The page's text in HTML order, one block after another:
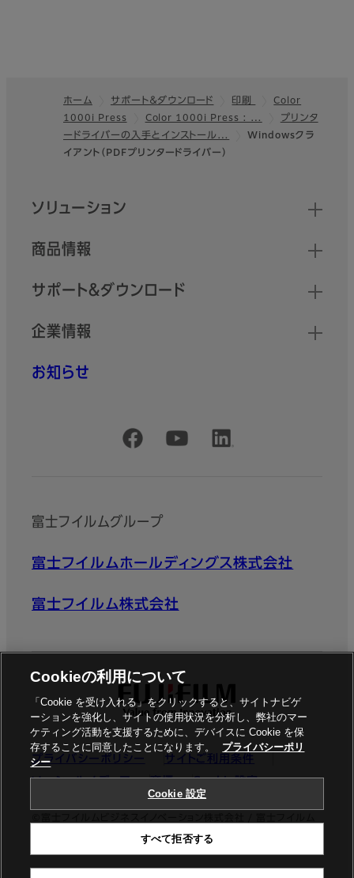
フッター
ホーム サポート＆ダウンロード 印刷
Color
1000i Press
Color 1000i Press : …
プリンタ
ードライバーの入手とインストール…
Windowsクラ
イアント（PDFプリンタードライバー）
クイックリンク
ソリューション
商品情報
サポート＆ダウンロード
企業情報
お知らせ
公式SNSアカウント
富士フイルムグループ
富士フイルムホールディングス株式会社
富士フイルム株式会社
プライバシーポリシー
サイトご利用条件
ソーシャルメディア
商標 Cookie設定
ビジネスイノベーションジャパン株式会社
Cookieの利用について
「Cookie を受け入れる」をクリックすると、サイトナビゲ
ーションを強化し、サイトの使用状況を分析し、弊社のマー
ケティング活動を支援するために、デバイスに Cookie を保
存することに同意したことになります。
プライバシーポリ
シー
Cookie 設定
すべて拒否する